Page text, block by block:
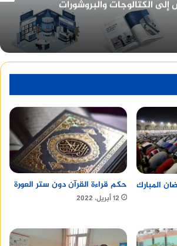
وفتح منافذ تسويق مستمرة
على السوق الداخلية فقط.
chanel coco mademoiselle eau
احترافية للشركات
المبارك
حكم قراءة القرآن دون ستر العورة
12 أبريل، 2022